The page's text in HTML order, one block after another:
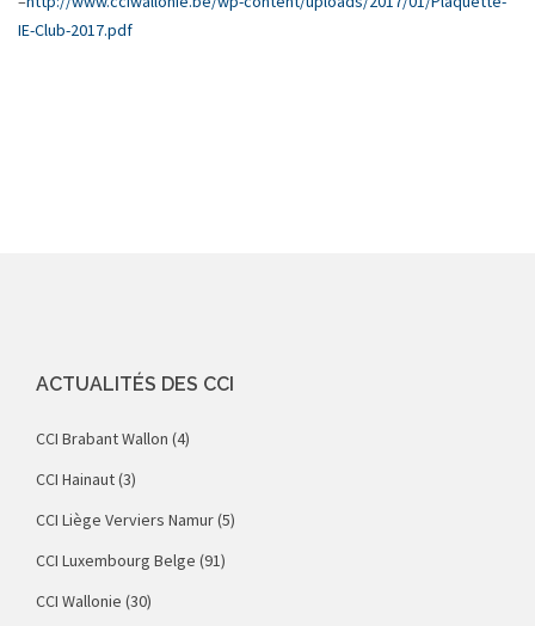
IE-Club-2017.pdf
ACTUALITÉS DES CCI
CCI Brabant Wallon (4)
CCI Hainaut(3)
CCI Liège Verviers Namur(5)
CCI Luxembourg Belge (91)
CCI Wallonie (30)